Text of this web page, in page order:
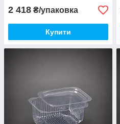
2 418 ₴/упаковка
Купити